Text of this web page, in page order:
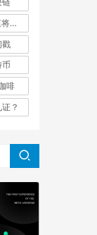
拜占庭将军问题
戳
币
啡
？